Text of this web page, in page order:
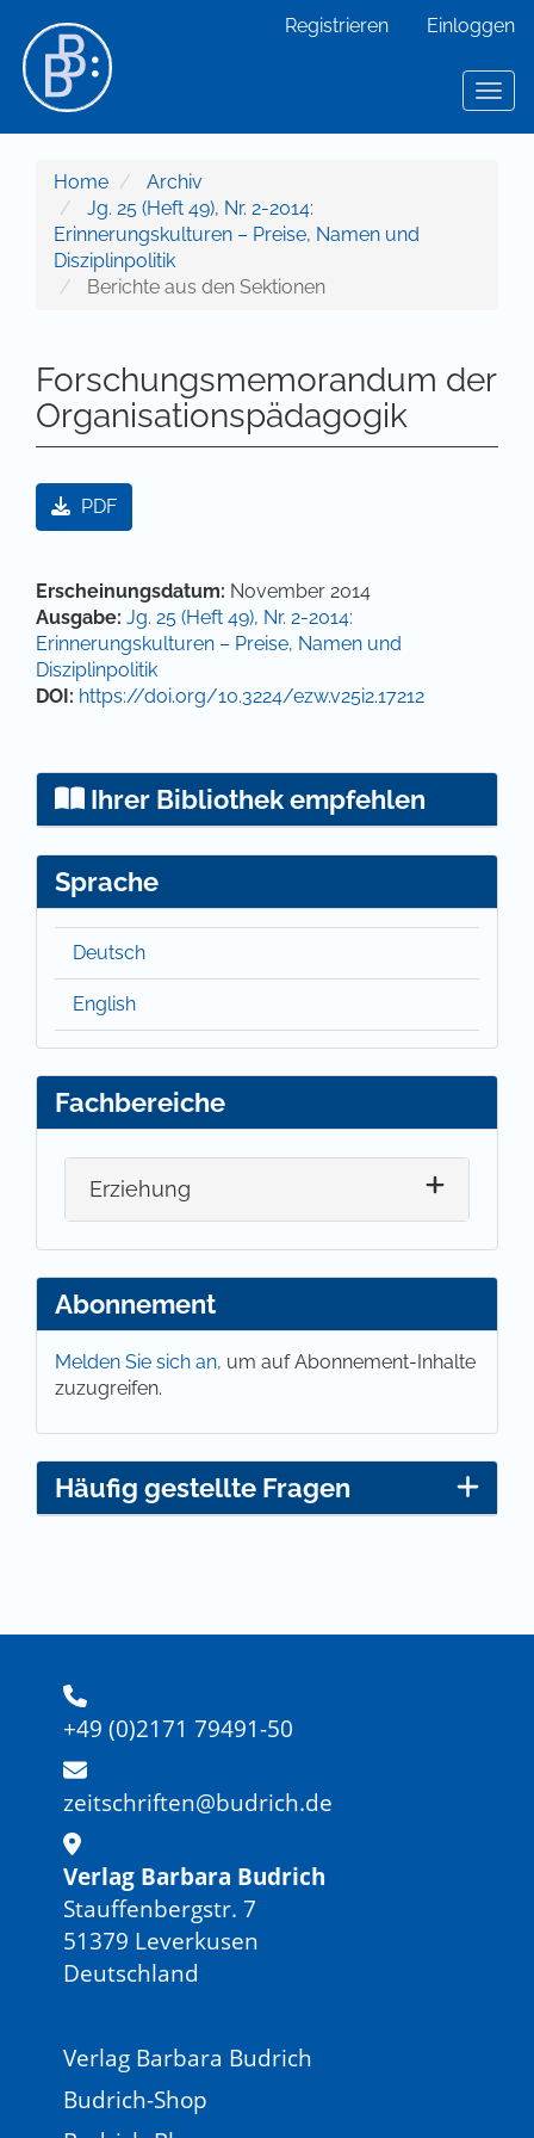
Hauptinhalt
Sidebar
Registrieren Einloggen
Home
Archiv
Jg. 25 (Heft 49), Nr. 2-2014:
Erinnerungskulturen – Preise, Namen und
Disziplinpolitik
Berichte aus den Sektionen
Forschungsmemorandum der
Organisationspädagogik
Artikel-Sidebar
PDF
Hauptsächlicher Artikelinhalt
Artikel-Details
Erscheinungsdatum: November 2014
Ausgabe: Jg. 25 (Heft 49), Nr. 2-2014:
Erinnerungskulturen – Preise, Namen und
Disziplinpolitik
DOI: https://doi.org/10.3224/ezw.v25i2.17212
Ihrer Bibliothek empfehlen
Sprache
Deutsch
English
Fachbereiche
Erziehung
Abonnement
Melden Sie sich an, um auf Abonnement-Inhalte
zuzugreifen.
Häufig gestellte Fragen
+49 (0)2171 79491-50
zeitschriften@budrich.de
Verlag Barbara Budrich
Stauffenbergstr. 7
51379 Leverkusen
Deutschland
Verlag Barbara Budrich
Budrich-Shop